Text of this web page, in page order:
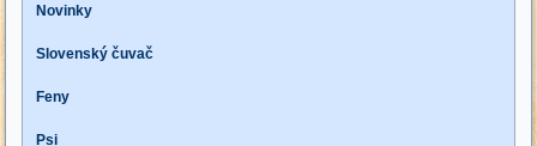
Novinky
Slovenský čuvač
Feny
Psi